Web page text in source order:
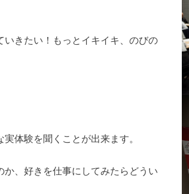
きたい！もっとイキイキ、のびの
体験を聞くことが出来ます。
、好きを仕事にしてみたらどうい